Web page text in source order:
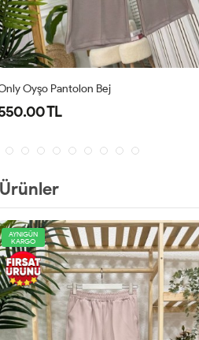
Oyşo Pantolon Bej
TL
AYNIGÜN
KARGO